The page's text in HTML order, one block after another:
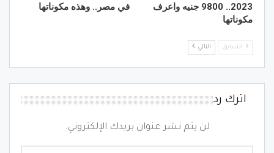
2023.. 9800 جنيه واعرف
مكوناتها
في مصر.. وهذه مكوناتها
السابق التالي
اترك رد
لن يتم نشر عنوان بريدك الإلكتروني.